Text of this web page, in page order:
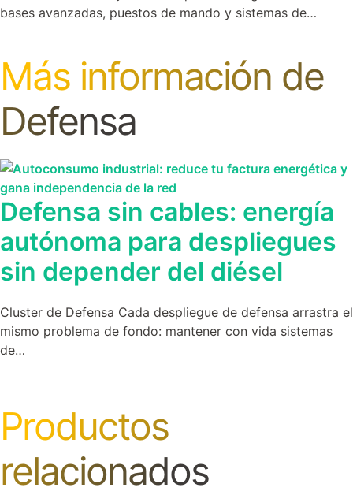
bases avanzadas, puestos de mando y sistemas de…
Más información de
Defensa
Defensa sin cables: energía
autónoma para despliegues
sin depender del diésel
Cluster de Defensa Cada despliegue de defensa arrastra el
mismo problema de fondo: mantener con vida sistemas
de…
Productos
relacionados